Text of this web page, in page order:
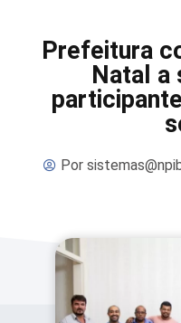
Prefeitura
Natal a
Por